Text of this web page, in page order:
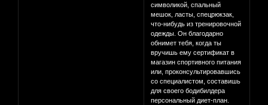
символикой, спальный
мешок, ласты, спецрюкзак,
что-нибудь из тренировочной
одежды. Он благодарно
обнимет тебя, когда ты
вручишь ему сертификат в
магазин спортивного питания
или, проконсультировавшись
со специалистом, составишь
для своего бодибилдера
персональный диет-план.